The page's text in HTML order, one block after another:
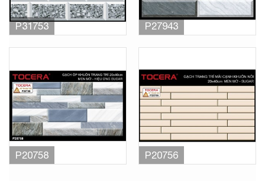
P31753 P27943
P20758 P20756